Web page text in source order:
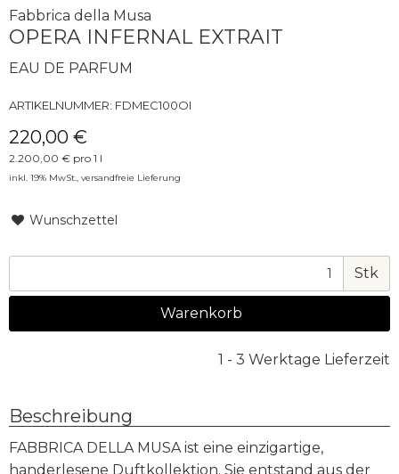
Fabbrica della Musa
OPERA INFERNAL EXTRAIT
EAU DE PARFUM
ARTIKELNUMMER: FDMEC100OI
220,00 €
2.200,00 € pro 1 l
inkl. 19% MwSt., versandfreie Lieferung
Wunschzettel
Stk
Warenkorb
1 - 3 Werktage Lieferzeit
Beschreibung
FABBRICA DELLA MUSA ist eine einzigartige,
handerlesene Duftkollektion. Sie entstand aus der